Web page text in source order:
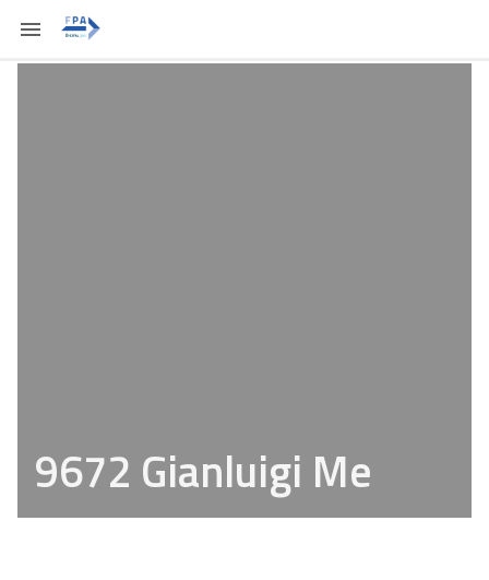
9672 Gianluigi Me